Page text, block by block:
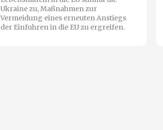
Ukraine zu, Maßnahmen zur
Vermeidung eines erneuten Anstiegs
der Einfuhren in die EU zu ergreifen.